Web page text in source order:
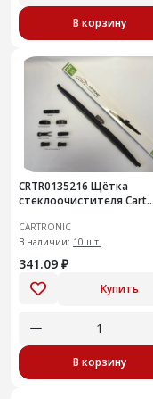
В корзину
CRTR0135216 Щётка
стеклоочистителя Cart
набор адаптеров других
типо
CARTRONIC
В наличии: 10 шт.
341.09 ₽
Купить
В корзину